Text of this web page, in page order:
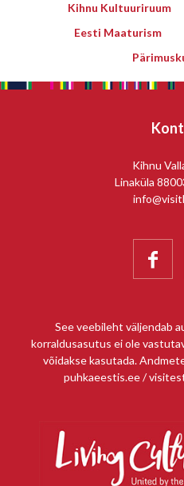
Kihnu Kultuuriruum
Eesti Maaturism
Kihnu
Linaküla

See veebileht väljendab
korraldusasutus ei ole
võidakse kasutada.
puhkaeestis.ee /